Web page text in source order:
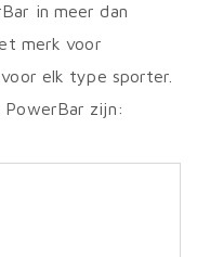
in meer dan
merk voor
elk type sporter.
PowerBar zijn: